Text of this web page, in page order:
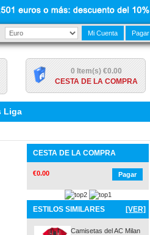
Pagar
Mi Cuenta
0 Item(s) €0.00
CESTA DE LA COMPRA
Liga
CESTA DE LA COMPRA
€0.00 Pagar
ESTILOS SIMILARES [VER]
Camisetas del AC Milan